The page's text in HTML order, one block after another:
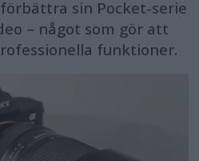
sin Pocket-serie
– något som gör att
funktioner.